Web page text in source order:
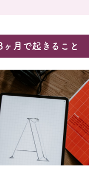
ヶ月で起きること